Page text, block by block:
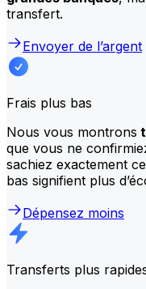
transfert.
Envoyer de l’argent
Frais plus bas
Nous vous montrons
que vous ne
sachiez exactement
bas signifient plus
Dépensez moins
Transferts plus